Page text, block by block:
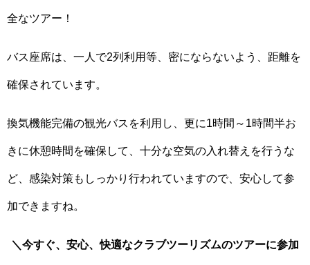
全なツアー！
バス座席は、一人で2列利用等、密にならないよう、距離を
確保されています。
換気機能完備の観光バスを利用し、更に1時間～1時間半お
きに休憩時間を確保して、十分な空気の入れ替えを行うな
ど、感染対策もしっかり行われていますので、安心して参
加できますね。
＼今すぐ、安心、快適なクラブツーリズムのツアーに参加